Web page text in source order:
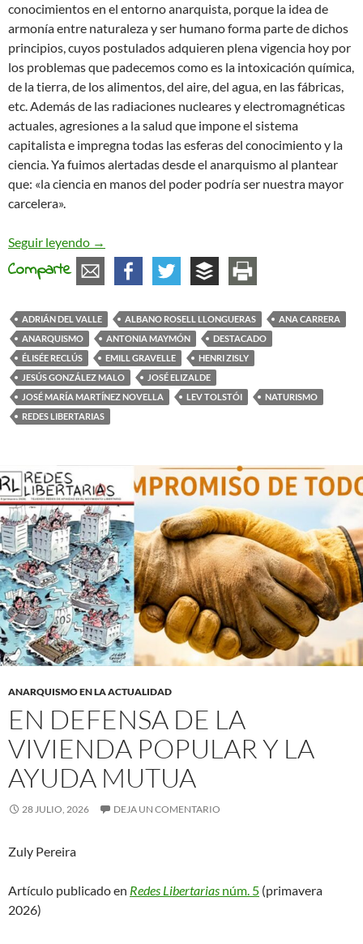
conocimientos en el entorno anarquista, porque la idea de
armonía entre naturaleza y ser humano forma parte de dichos
principios, cuyos postulados adquieren plena vigencia hoy por
los problemas que padecemos como es la intoxicación química,
de la tierra, de los alimentos, del aire, del agua, en las fábricas,
etc. Además de las radiaciones nucleares y electromagnéticas
actuales, agresiones a la salud que impone el sistema
capitalista e impregna todas las esferas del conocimiento y la
ciencia. Ya fuimos alertadas desde el anarquismo al plantear
que: «la ciencia en manos del poder podría ser nuestra mayor
carcelera».
Seguir leyendo El naturismo libertario. Referentes históricos
→
Comparte
ADRIÁN DEL VALLE ALBANO ROSELL LLONGUERAS
ANA CARRERA
ANARQUISMO
ANTONIA MAYMÓN
DESTACADO
ÉLISÉE RECLÚS
EMILL GRAVELLE
HENRI ZISLY
JESÚS GONZÁLEZ MALO
JOSÉ ELIZALDE
JOSÉ MARÍA MARTÍNEZ NOVELLA
LEV TOLSTÓI
NATURISMO
REDES LIBERTARIAS
ANARQUISMO EN LA ACTUALIDAD
EN DEFENSA DE LA
VIVIENDA POPULAR Y LA
AYUDA MUTUA
28 JULIO, 2026 DEJA UN COMENTARIO
Zuly Pereira
Artículo publicado en Redes Libertarias núm. 5 (primavera
2026)